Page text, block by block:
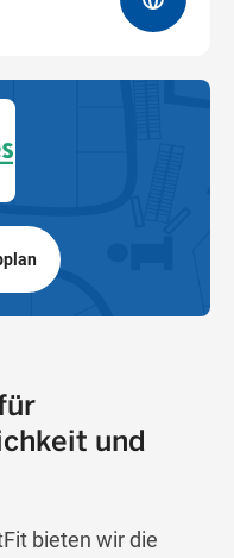
und
bieten wir die